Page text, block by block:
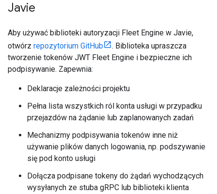
Javie
Aby używać biblioteki autoryzacji Fleet Engine w Javie,
otwórz repozytorium GitHub
. Biblioteka upraszcza
tworzenie tokenów JWT Fleet Engine i bezpieczne ich
podpisywanie. Zapewnia:
Deklaracje zależności projektu
Pełna lista wszystkich ról konta usługi w przypadku
przejazdów na żądanie lub zaplanowanych zadań
Mechanizmy podpisywania tokenów inne niż
używanie plików danych logowania, np. podszywanie
się pod konto usługi
Dołącza podpisane tokeny do żądań wychodzących
wysyłanych ze stuba gRPC lub biblioteki klienta